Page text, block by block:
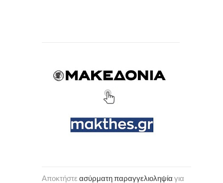
Αποκτήστεασύρματη παραγγελιοληψίαγια